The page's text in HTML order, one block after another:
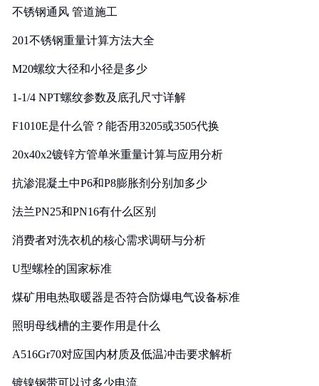
不锈钢通风 管道施工
201不锈钢重量计算方法大全
M20螺纹大径和小径是多少
1-1/4 NPT螺纹参数及底孔尺寸详解
F1010E是什么管？能否用3205或3505代换
20x40x2镀锌方管单米重量计算与应用分析
抗渗混凝土中P6和P8膨胀剂分别加多少
法兰PN25和PN16有什么区别
消费者对洗衣机的核心需求调研与分析
U型螺栓的国家标准
煤矿用电热取暖器是否符合防爆电气设备标准
照明母线槽的主要作用是什么
A516Gr70对应国内材质及低温冲击要求解析
镀镍钢带可以过多少电流